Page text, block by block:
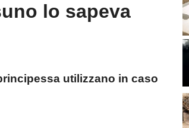
lo sapeva
utilizzano in caso